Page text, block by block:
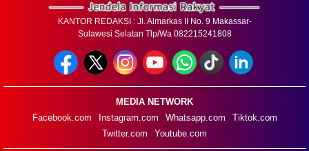
KANTOR REDAKSI : Jl. Almarkas II No. 9 Makassar-
Sulawesi Selatan Tlp/Wa 082215241808
MEDIA NETWORK
Facebook.com
Instagram.com Whatsapp.com
Tiktok.com
Twitter.com
Youtube.com